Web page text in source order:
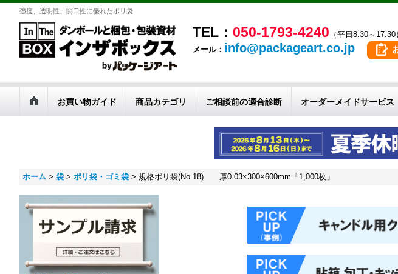
強度、透明性、開口性に優れたポリ袋
TEL： 050-1793-4240 （平日8:30～17:30
メール： info@packageart.co.jp
お買い物ガイド 商品カテゴリ ご相談前の適合診断 オーダーメイドサービス
ホーム > 袋 > ポリ袋・ゴミ袋 > 規格ポリ袋(No.18) 厚0.03×300×600mm「1,000枚」